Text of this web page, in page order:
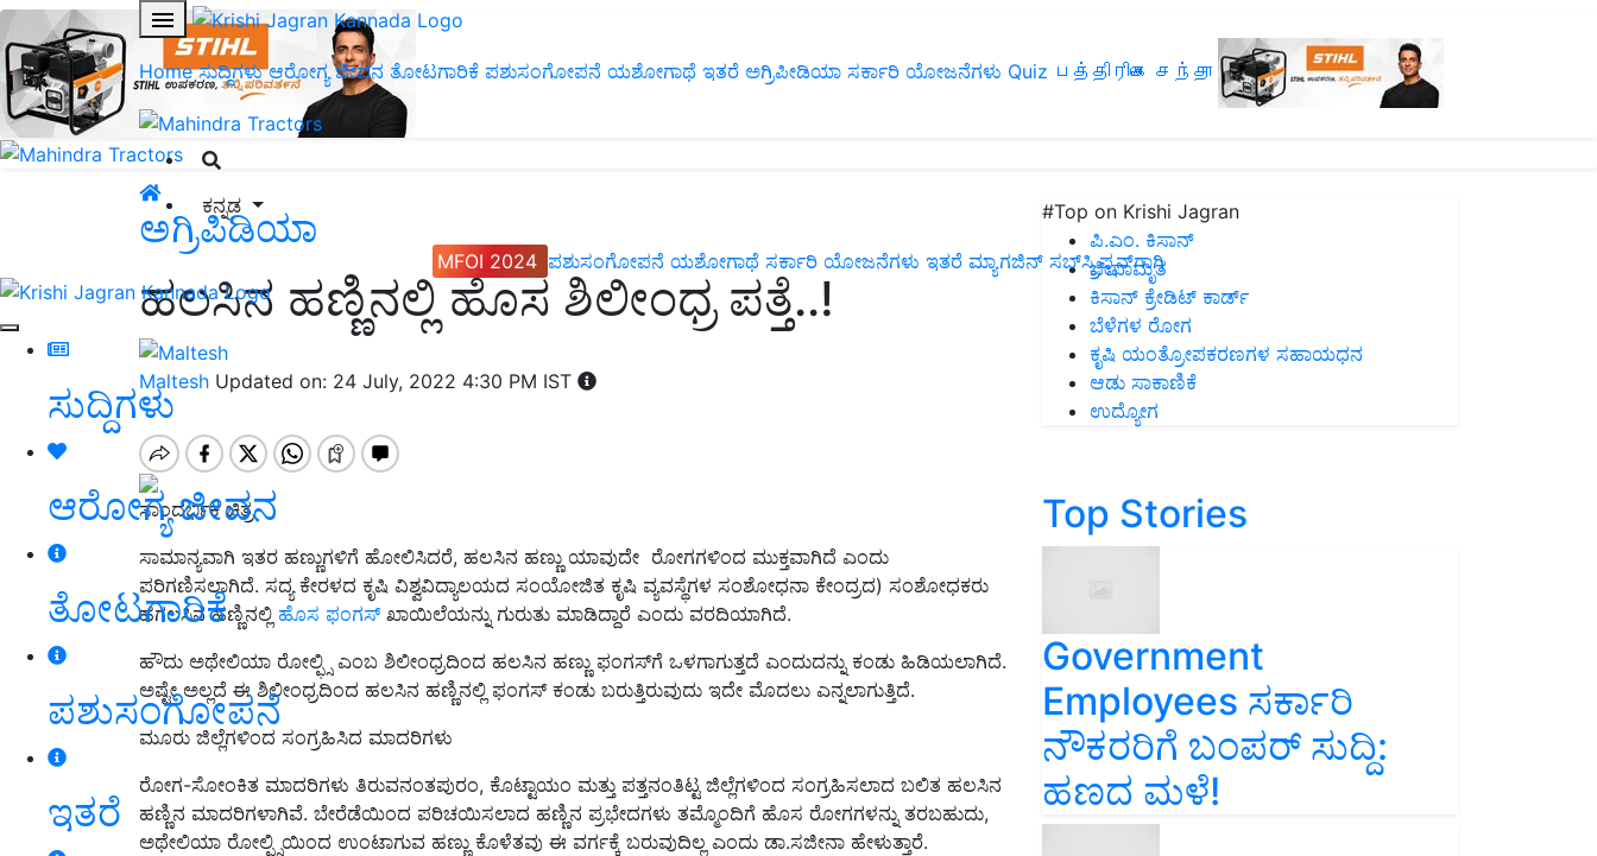
Home ಸುದ್ದಿಗಳು ಆರೋಗ್ಯ ಜೀವನ ತೋಟಗಾರಿಕೆ ಪಶುಸಂಗೋಪನೆ ಯಶೋಗಾಥೆ ಇತರೆ ಅಗ್ರಿಪೀಡಿಯಾ ಸರ್ಕಾರಿ ಯೋಜನೆಗಳು Quiz பத்திரிகை சந்தா
ಕನ್ನಡ
MFOI 2024 ಪಶುಸಂಗೋಪನೆ ಯಶೋಗಾಥೆ ಸರ್ಕಾರಿ ಯೋಜನೆಗಳು ಇತರೆ ಮ್ಯಾಗಜಿನ್‌ ಸಬ್‌ಸ್ಕ್ರಿಪ್ಷನ್‌ಗಾಗಿ
ಸುದ್ದಿಗಳು
ಆರೋಗ್ಯ ಜೀವನ
ತೋಟಗಾರಿಕೆ
ಪಶುಸಂಗೋಪನೆ
ಇತರೆ
ಅಗ್ರಿಪಿಡಿಯಾ
ಹಲಸಿನ ಹಣ್ಣಿನಲ್ಲಿ ಹೊಸ ಶಿಲೀಂಧ್ರ ಪತ್ತೆ..!
Maltesh Updated on: 24 July, 2022 4:30 PM IST
ಸಾಂದರ್ಭಿಕ ಚಿತ್ರ
ಸಾಮಾನ್ಯವಾಗಿ ಇತರ ಹಣ್ಣುಗಳಿಗೆ ಹೋಲಿಸಿದರೆ, ಹಲಸಿನ ಹಣ್ಣು ಯಾವುದೇ ರೋಗಗಳಿಂದ ಮುಕ್ತವಾಗಿದೆ ಎಂದು
ಪರಿಗಣಿಸಲಾಗಿದೆ. ಸದ್ಯ ಕೇರಳದ ಕೃಷಿ ವಿಶ್ವವಿದ್ಯಾಲಯದ ಸಂಯೋಜಿತ ಕೃಷಿ ವ್ಯವಸ್ಥೆಗಳ ಸಂಶೋಧನಾ ಕೇಂದ್ರದ) ಸಂಶೋಧಕರು
ಹಗಲಸಿನ ಹಣ್ಣಿನಲ್ಲಿ ಹೊಸ ಫಂಗಸ್‌ಖಾಯಿಲೆಯನ್ನು ಗುರುತು ಮಾಡಿದ್ದಾರೆ ಎಂದು ವರದಿಯಾಗಿದೆ.
ಹೌದು ಅಥೇಲಿಯಾ ರೋಲ್ಫ್ಸಿ ಎಂಬ ಶಿಲೀಂಧ್ರದಿಂದ ಹಲಸಿನ ಹಣ್ಣು ಫಂಗಸ್‌ಗೆ ಒಳಗಾಗುತ್ತದೆ ಎಂದುದನ್ನು ಕಂಡು ಹಿಡಿಯಲಾಗಿದೆ.
ಅಷ್ಟೇ ಅಲ್ಲದೆ ಈ ಶಿಲೀಂಧ್ರದಿಂದ ಹಲಸಿನ ಹಣ್ಣಿನಲ್ಲಿ ಫಂಗಸ್‌ ಕಂಡು ಬರುತ್ತಿರುವುದು ಇದೇ ಮೊದಲು ಎನ್ನಲಾಗುತ್ತಿದೆ.
ಮೂರು ಜಿಲ್ಲೆಗಳಿಂದ ಸಂಗ್ರಹಿಸಿದ ಮಾದರಿಗಳು
ರೋಗ-ಸೋಂಕಿತ ಮಾದರಿಗಳು ತಿರುವನಂತಪುರಂ, ಕೊಟ್ಟಾಯಂ ಮತ್ತು ಪತ್ತನಂತಿಟ್ಟ ಜಿಲ್ಲೆಗಳಿಂದ ಸಂಗ್ರಹಿಸಲಾದ ಬಲಿತ ಹಲಸಿನ
ಹಣ್ಣಿನ ಮಾದರಿಗಳಾಗಿವೆ. ಬೇರೆಡೆಯಿಂದ ಪರಿಚಯಿಸಲಾದ ಹಣ್ಣಿನ ಪ್ರಭೇದಗಳು ತಮ್ಮೊಂದಿಗೆ ಹೊಸ ರೋಗಗಳನ್ನು ತರಬಹುದು,
ಅಥೇಲಿಯಾ ರೋಲ್ಫ್ಸಿಯಿಂದ ಉಂಟಾಗುವ ಹಣ್ಣು ಕೊಳೆತವು ಈ ವರ್ಗಕ್ಕೆ ಬರುವುದಿಲ್ಲ ಎಂದು ಡಾ.ಸಜೀನಾ ಹೇಳುತ್ತಾರೆ.
#Top on Krishi Jagran
ಪಿ.ಎಂ. ಕಿಸಾನ್
ಜೀವಾಮೃತ
ಕಿಸಾನ್ ಕ್ರೇಡಿಟ್ ಕಾರ್ಡ್
ಬೆಳೆಗಳ ರೋಗ
ಕೃಷಿ ಯಂತ್ರೋಪಕರಣಗಳ ಸಹಾಯಧನ
ಆಡು ಸಾಕಾಣಿಕೆ
ಉದ್ಯೋಗ
Top Stories
Government
Employees ಸರ್ಕಾರಿ
ನೌಕರರಿಗೆ ಬಂಪರ್‌ ಸುದ್ದಿ:
ಹಣದ ಮಳೆ!